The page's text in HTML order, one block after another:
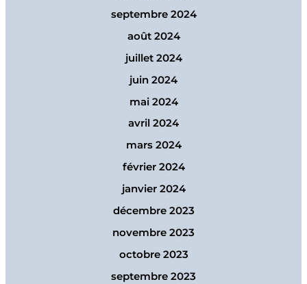
septembre 2024
août 2024
juillet 2024
juin 2024
mai 2024
avril 2024
mars 2024
février 2024
janvier 2024
décembre 2023
novembre 2023
octobre 2023
septembre 2023